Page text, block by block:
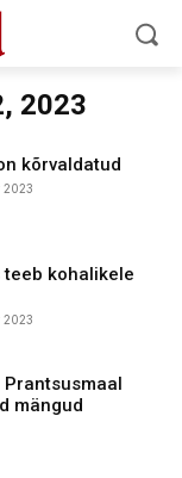
2023
kõrvaldatud
2023
kohalikele
2023
Prantsusmaal
mängud